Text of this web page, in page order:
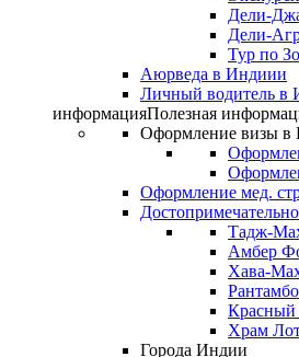
Дели-
Дели-
Тур по
Аюрведа в Индиии
Личный водитель в
информацияПолезная
Оформление визы
Оформление мед.
Тадж-
Амбер
Хава-
Красный
Храм
Города Индии